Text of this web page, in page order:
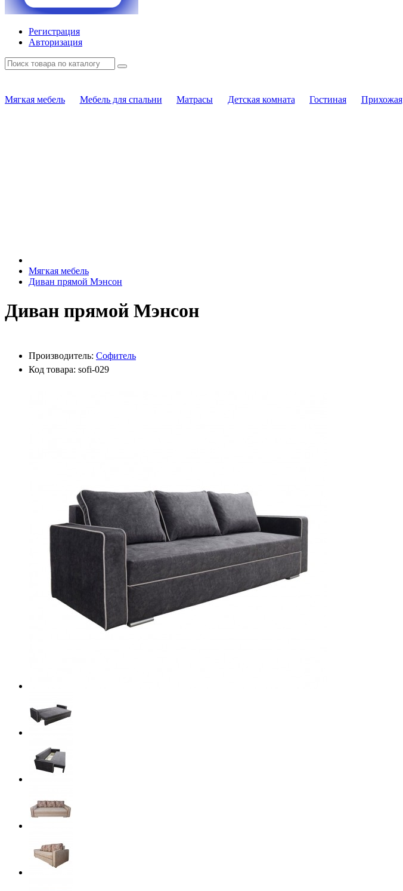
Регистрация
Авторизация
Мягкая мебель Мебель для спальни Матрасы Детская комната Гостиная Прихожая
Мягкая мебель
Диван прямой Мэнсон
Диван прямой Мэнсон
Производитель: Софитель
Код товара: sofi-029